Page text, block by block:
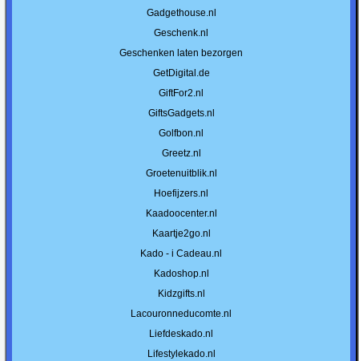
Gadgethouse.nl
Geschenk.nl
Geschenken laten bezorgen
GetDigital.de
GiftFor2.nl
GiftsGadgets.nl
Golfbon.nl
Greetz.nl
Groetenuitblik.nl
Hoefijzers.nl
Kaadoocenter.nl
Kaartje2go.nl
Kado - i Cadeau.nl
Kadoshop.nl
Kidzgifts.nl
Lacouronneducomte.nl
Liefdeskado.nl
Lifestylekado.nl